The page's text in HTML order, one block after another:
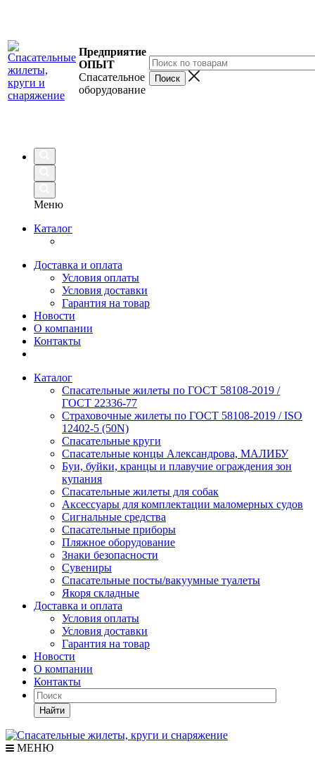
Предприятие
ОПЫТ
Спасательное
оборудование
Меню
Каталог
Доставка и оплата
Условия оплаты
Условия доставки
Гарантия на товар
Новости
О компании
Контакты
Каталог
Спасательные жилеты по ГОСТ 58108-2019 /
ГОСТ 22336-77
Страховочные жилеты по ГОСТ 58108-2019 / ISO
12402-5 (50N)
Спасательные круги
Спасательные концы Александрова, МАЛИБУ
Буи, буйки, кранцы и плавучие ограждения зон
купания
Спасательные жилеты для собак
Аксессуары для комплектации маломерных судов
Сигнальные средства
Спасательные приборы
Пляжное оборудование
Знаки безопасности
Сувениры
Спасательные посты/вакуумные туалеты
Якоря складные
Доставка и оплата
Условия оплаты
Условия доставки
Гарантия на товар
Новости
О компании
Контакты
Найти
МЕНЮ